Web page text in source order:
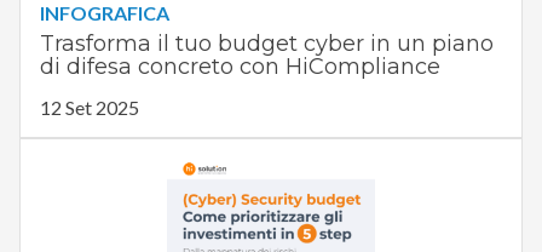
INFOGRAFICA
Trasforma il tuo budget cyber in un piano
di difesa concreto con HiCompliance
12 Set 2025